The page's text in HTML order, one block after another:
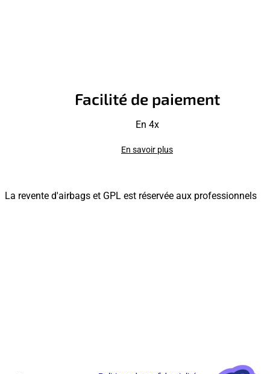
Facilité de paiement
En 4x
En savoir plus
La revente d'airbags et GPL est réservée aux professionnels